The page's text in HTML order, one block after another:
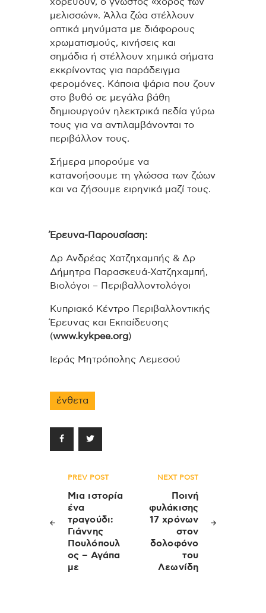
μελισσών». Άλλα ζώα στέλλουν
οπτικά μηνύματα με διάφορους
χρωματισμούς, κινήσεις και
σημάδια ή στέλλουν χημικά σήματα
εκκρίνοντας για παράδειγμα
φερομόνες. Κάποια ψάρια που ζουν
στο βυθό σε μεγάλα βάθη
δημιουργούν ηλεκτρικά πεδία γύρω
τους για να αντιλαμβάνονται το
περιβάλλον τους.
Σήμερα μπορούμε να
κατανοήσουμε τη γλώσσα των ζώων
και να ζήσουμε ειρηνικά μαζί τους.
Έρευνα-Παρουσίαση:
Δρ Ανδρέας Χατζηχαμπής & Δρ
Δήμητρα Παρασκευά-Χατζηχαμπή,
Βιολόγοι – Περιβαλλοντολόγοι
Κυπριακό Κέντρο Περιβαλλοντικής
Έρευνας και Εκπαίδευσης
(www.kykpee.org)
Ιεράς Μητρόπολης Λεμεσού
ένθετα
Πλοήγηση
άρθρων
PREV POST
Μια ιστορία
ένα
τραγούδι:
Γιάννης
Πουλόπουλ
ος – Αγάπα
με
NEXT POST
Ποινή
φυλάκισης
17 χρόνων
στον
δολοφόνο
του
Λεωνίδη